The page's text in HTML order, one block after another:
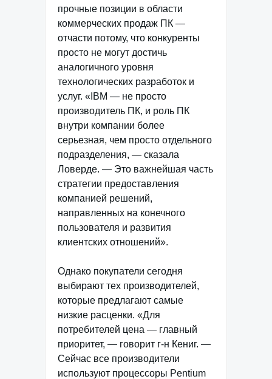
прочные позиции в области
коммерческих продаж ПК —
отчасти потому, что конкуренты
просто не могут достичь
аналогичного уровня
технологических разработок и
услуг. «IBM — не просто
производитель ПК, и роль ПК
внутри компании более
серьезная, чем просто отдельного
подразделения, — сказала
Ловерде. — Это важнейшая часть
стратегии предоставления
компанией решений,
направленных на конечного
пользователя и развития
клиентских отношений».
Однако покупатели сегодня
выбирают тех производителей,
которые предлагают самые
низкие расценки. «Для
потребителей цена — главный
приоритет, — говорит г-н Кениг. —
Сейчас все производители
используют процессоры Pentium